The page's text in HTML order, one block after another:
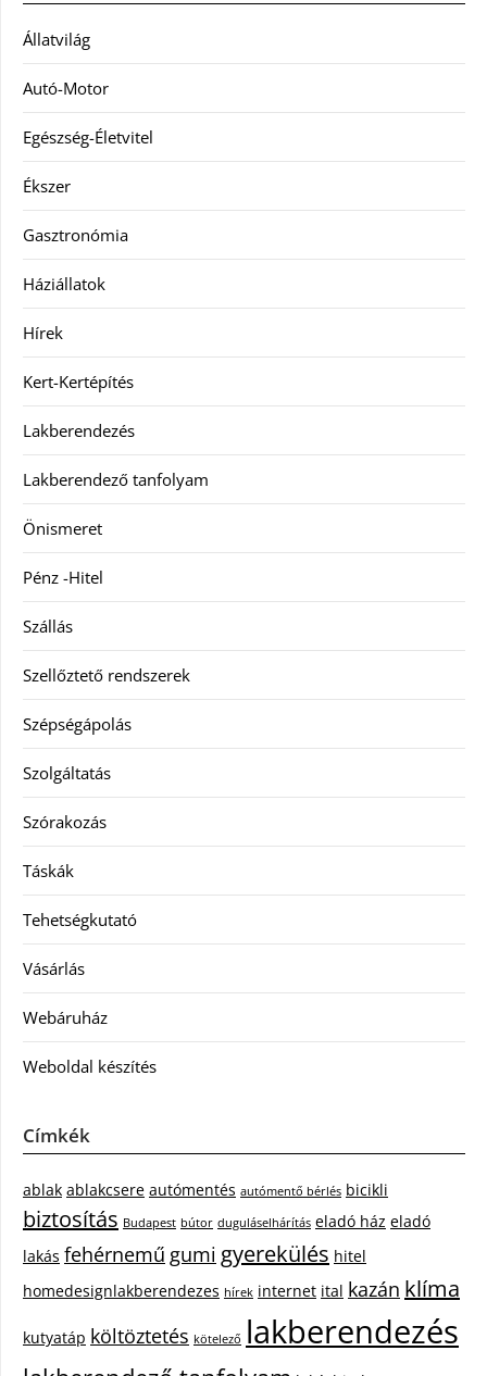
Állatvilág
Autó-Motor
Egészség-Életvitel
Ékszer
Gasztronómia
Háziállatok
Hírek
Kert-Kertépítés
Lakberendezés
Lakberendező tanfolyam
Önismeret
Pénz -Hitel
Szállás
Szellőztető rendszerek
Szépségápolás
Szolgáltatás
Szórakozás
Táskák
Tehetségkutató
Vásárlás
Webáruház
Weboldal készítés
Címkék
ablak ablakcsere autómentés autómentő bérlés bicikli
biztosítás Budapest bútor duguláselhárítás eladó ház eladó
lakás fehérnemű gumi gyerekülés hitel
homedesignlakberendezes hírek internet ital kazán klíma
kutyatáp költöztetés kötelező lakberendezés